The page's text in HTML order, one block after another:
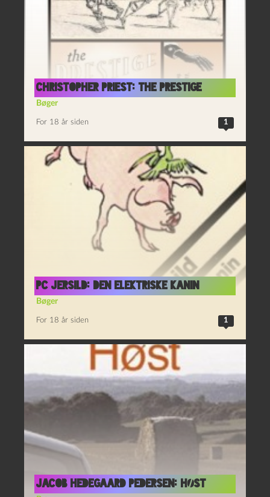
Christopher Priest: The Prestige
Bøger
For 18 år siden 1
PC Jersild: Den elektriske kanin
Bøger
For 18 år siden 1
Jacob Hedegaard Pedersen: Høst